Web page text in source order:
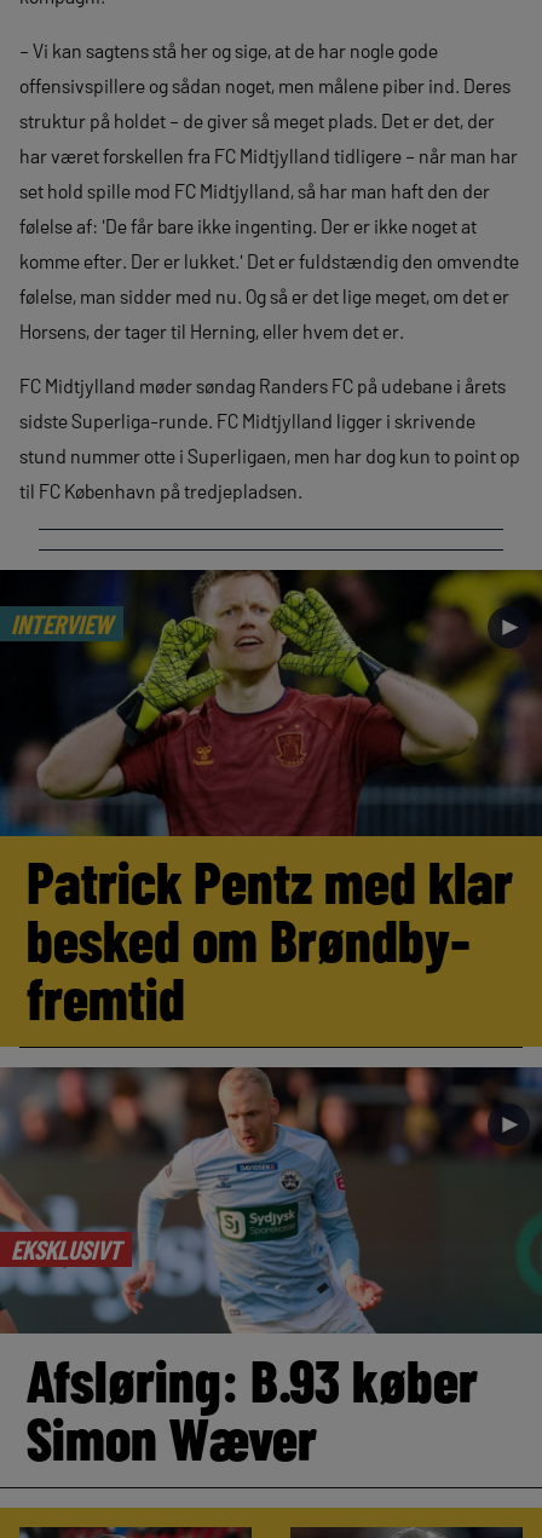
– Vi kan sagtens stå her og sige, at de har nogle gode
offensivspillere og sådan noget, men målene piber ind. Deres
struktur på holdet – de giver så meget plads. Det er det, der
har været forskellen fra FC Midtjylland tidligere – når man har
set hold spille mod FC Midtjylland, så har man haft den der
følelse af: 'De får bare ikke ingenting. Der er ikke noget at
komme efter. Der er lukket.' Det er fuldstændig den omvendte
følelse, man sidder med nu. Og så er det lige meget, om det er
Horsens, der tager til Herning, eller hvem det er.
FC Midtjylland møder søndag Randers FC på udebane i årets
sidste Superliga-runde. FC Midtjylland ligger i skrivende
stund nummer otte i Superligaen, men har dog kun to point op
til FC København på tredjepladsen.
INTERVIEW ►
Patrick Pentz med klar
besked om Brøndby-
fremtid
EKSKLUSIVT
►
Afsløring: B.93 køber
Simon Wæver